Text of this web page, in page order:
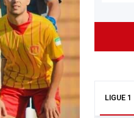
LIGUE 1